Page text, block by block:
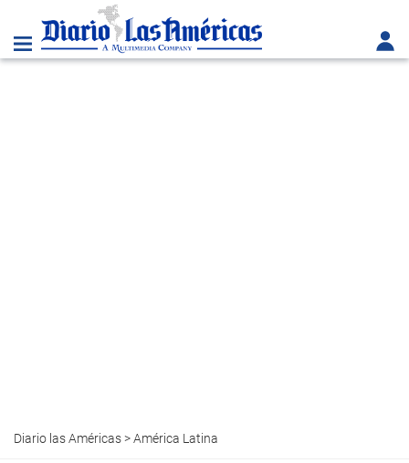
Diario las Américas>América Latina